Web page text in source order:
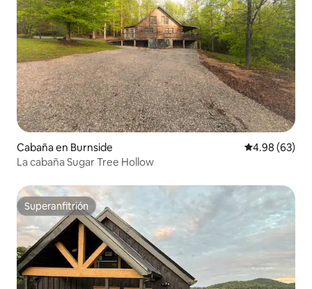
Cabaña en Burnside Calificación
4.98 (63)
La cabaña Sugar Tree Hollow
Superanfitrión
Superanfitrión